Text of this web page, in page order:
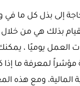
بحاجة إلى بذل كل
بذلك هي من خلال
يوميًا ،
مؤشراً لمعرفة ما
المالية، ومع هذه